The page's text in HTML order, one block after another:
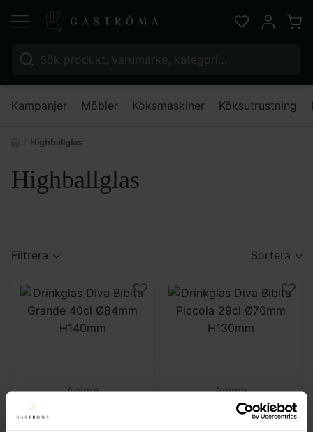
Sök efter:
Favoriter
Mitt
Kampanjer Möbler Köksmaskiner Köksutrustning
Highballglas
Highballglas
Filtrera Sortera
Anima
Drinkglas Diva Bibita
Grande 40cl Ø84mm
Anima
Drinkglas Diva Bibita
Piccola 29cl Ø76mm